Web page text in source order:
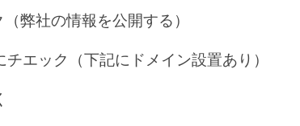
弊社の情報を公開する）
エック（下記にドメイン設置あり）